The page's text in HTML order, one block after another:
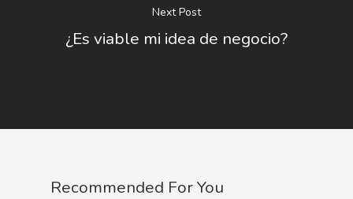
Next Post
¿Es viable mi idea de negocio?
Recommended For You